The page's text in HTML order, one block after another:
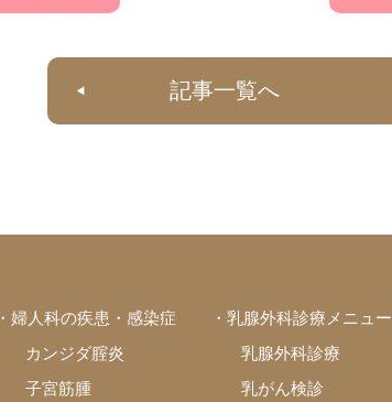
記事一覧へ
・婦人科の疾患・感染症
カンジダ腟炎
子宮筋腫
・乳腺外科診療メニュー
乳腺外科診療
乳がん検診